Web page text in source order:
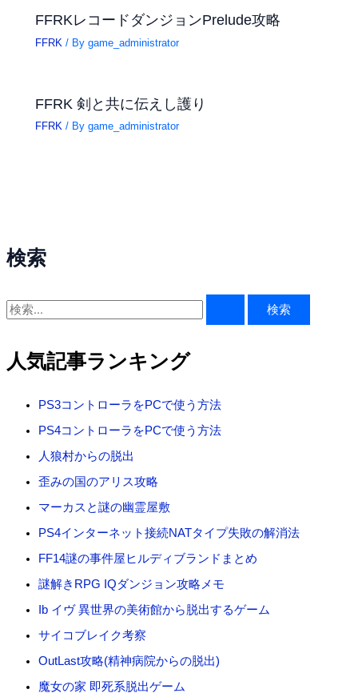
検索
検
対
象
人気記事ランキング
PS3コントローラをPCで使う方法
PS4コントローラをPCで使う方法
人狼村からの脱出
歪みの国のアリス攻略
マーカスと謎の幽霊屋敷
PS4インターネット接続NATタイプ失敗の解消法
FF14謎の事件屋ヒルディブランドまとめ
謎解きRPG IQダンジョン攻略メモ
Ib イヴ 異世界の美術館から脱出するゲーム
サイコブレイク考察
OutLast攻略(精神病院からの脱出)
魔女の家 即死系脱出ゲーム
FFRKレコードダンジョンPrelude攻略
FFRK / Bygame_administrator
FFRK 剣と共に伝えし護り
FFRK / Bygame_administrator